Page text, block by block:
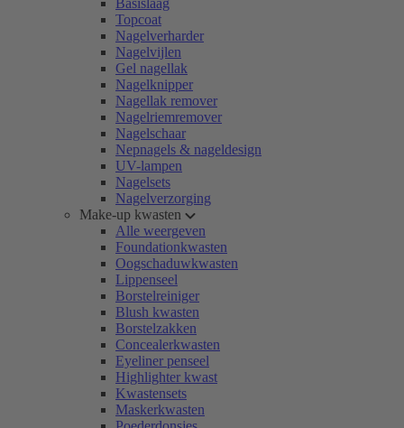
Basislaag
Topcoat
Nagelverharder
Nagelvijlen
Gel nagellak
Nagelknipper
Nagellak remover
Nagelriemremover
Nagelschaar
Nepnagels & nageldesign
UV-lampen
Nagelsets
Nagelverzorging
Make-up kwasten
Alle weergeven
Foundationkwasten
Oogschaduwkwasten
Lippenseel
Borstelreiniger
Blush kwasten
Borstelzakken
Concealerkwasten
Eyeliner penseel
Highlighter kwast
Kwastensets
Maskerkwasten